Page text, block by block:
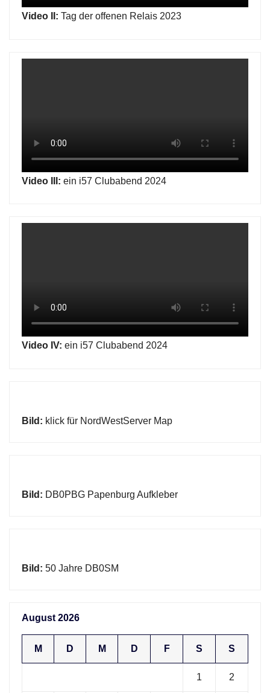
Video II: Tag der offenen Relais 2023
Video III: ein i57 Clubabend 2024
Video IV: ein i57 Clubabend 2024
Bild: klick für NordWestServer Map
Bild: DB0PBG Papenburg Aufkleber
Bild: 50 Jahre DB0SM
August 2026
M D M D F S S
1 2